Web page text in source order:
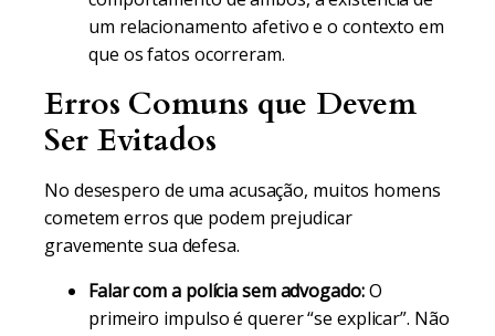
um relacionamento afetivo e o contexto em
que os fatos ocorreram.
Erros Comuns que Devem
Ser Evitados
No desespero de uma acusação, muitos homens
cometem erros que podem prejudicar
gravemente sua defesa.
Falar com a polícia sem advogado:O
primeiro impulso é querer “se explicar”. Não